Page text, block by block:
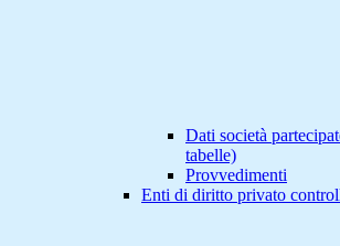
Dati società
tabelle)
Provvedimenti
Enti di diritto privato